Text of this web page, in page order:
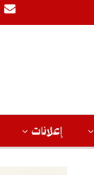
إعلانات